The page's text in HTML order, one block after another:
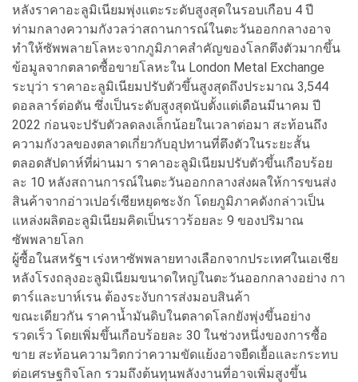
หลังราคาอะลูมิเนียมพุ่งแตะระดับสูงสุดในรอบเกือบ 4 ปี
ท่ามกลางความกังวลว่าสถานการณ์ในตะวันออกกลางอาจ
ทำให้ซัพพลายโลหะจากภูมิภาคสำคัญของโลกตึงตัวมากขึ้น
ข้อมูลจากตลาดซื้อขายโลหะใน London Metal Exchange
ระบุว่า ราคาอะลูมิเนียมปรับตัวขึ้นสูงสุดถึงประมาณ 3,544
ดอลลาร์ต่อตัน ซึ่งเป็นระดับสูงสุดนับตั้งแต่เดือนมีนาคม ปี
2022 ก่อนจะปรับตัวลดลงเล็กน้อยในเวลาต่อมา สะท้อนถึง
ความกังวลของตลาดเกี่ยวกับอุปทานที่ตึงตัวในระยะสั้น
ตลอดสัปดาห์ที่ผ่านมา ราคาอะลูมิเนียมปรับตัวขึ้นเกือบร้อย
ละ 10 หลังสถานการณ์ในตะวันออกกลางส่งผลให้การขนส่ง
สินค้าจากอ่าวเปอร์เซียหยุดชะงัก โดยภูมิภาคดังกล่าวเป็น
แหล่งผลิตอะลูมิเนียมคิดเป็นราวร้อยละ 9 ของปริมาณ
ซัพพลายโลก
ผู้ซื้อในสหรัฐฯ เร่งหาซัพพลายทางเลือกจากประเทศในเอเชีย
หลังโรงถลุงอะลูมิเนียมขนาดใหญ่ในตะวันออกกลางอย่าง กา
ตาร์และบาห์เรน ต้องระงับการส่งมอบสินค้า
ขณะเดียวกัน ราคาน้ำมันดิบในตลาดโลกยังพุ่งขึ้นอย่าง
รวดเร็ว โดยเพิ่มขึ้นเกือบร้อยละ 30 ในช่วงหนึ่งของการซื้อ
ขาย สะท้อนความวิตกว่าความขัดแย้งอาจยืดเยื้อและกระทบ
ต่อเศรษฐกิจโลก รวมถึงต้นทุนพลังงานที่อาจเพิ่มสูงขึ้น